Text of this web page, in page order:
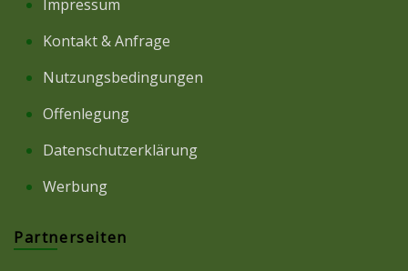
Impressum
Kontakt & Anfrage
Nutzungsbedingungen
Offenlegung
Datenschutzerklärung
Werbung
Partnerseiten